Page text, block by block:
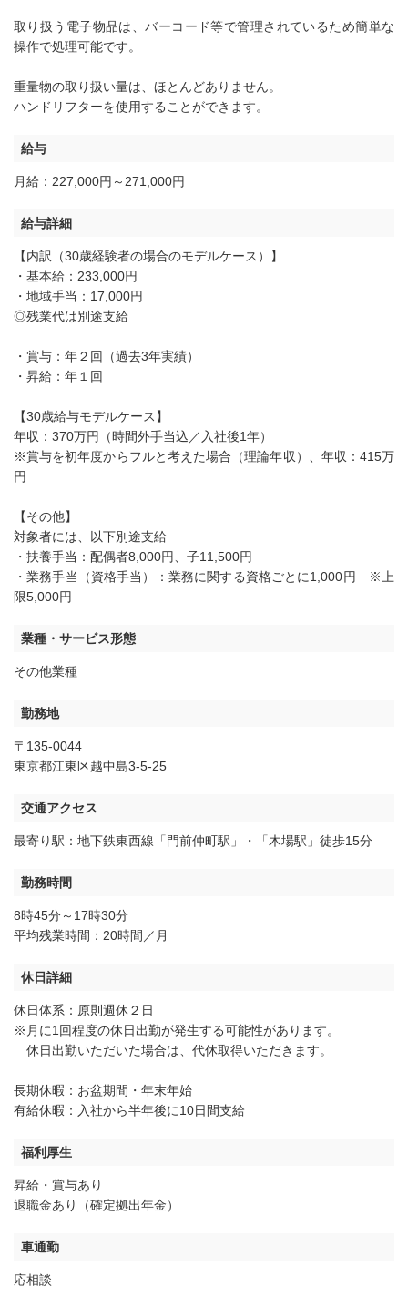
取り扱う電子物品は、バーコード等で管理されているため簡単な
操作で処理可能です。
重量物の取り扱い量は、ほとんどありません。
ハンドリフターを使用することができます。
給与
月給：227,000円～271,000円
給与詳細
【内訳（30歳経験者の場合のモデルケース）】
・基本給：233,000円
・地域手当：17,000円
◎残業代は別途支給
・賞与：年２回（過去3年実績）
・昇給：年１回
【30歳給与モデルケース】
年収：370万円（時間外手当込／入社後1年）
※賞与を初年度からフルと考えた場合（理論年収）、年収：415万
円
【その他】
対象者には、以下別途支給
・扶養手当：配偶者8,000円、子11,500円
・業務手当（資格手当）：業務に関する資格ごとに1,000円 ※上
限5,000円
業種・サービス形態
その他業種
勤務地
〒135-0044
東京都江東区越中島3-5-25
交通アクセス
最寄り駅：地下鉄東西線「門前仲町駅」・「木場駅」徒歩15分
勤務時間
8時45分～17時30分
平均残業時間：20時間／月
休日詳細
休日体系：原則週休２日
※月に1回程度の休日出勤が発生する可能性があります。
休日出勤いただいた場合は、代休取得いただきます。
長期休暇：お盆期間・年末年始
有給休暇：入社から半年後に10日間支給
福利厚生
昇給・賞与あり
退職金あり（確定拠出年金）
車通勤
応相談